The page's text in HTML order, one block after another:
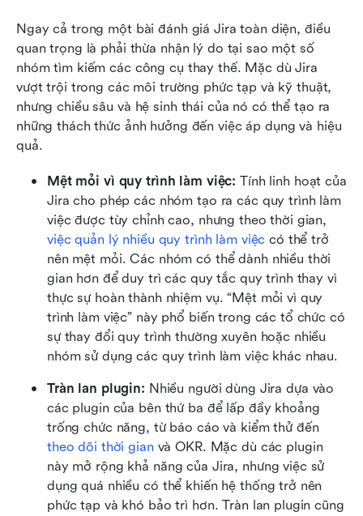
Ngay cả trong một bài đánh giá Jira toàn diện, điều
quan trọng là phải thừa nhận lý do tại sao một số
nhóm tìm kiếm các công cụ thay thế. Mặc dù Jira
vượt trội trong các môi trường phức tạp và kỹ thuật,
nhưng chiều sâu và hệ sinh thái của nó có thể tạo ra
những thách thức ảnh hưởng đến việc áp dụng và hiệu
quả.
Mệt mỏi vì quy trình làm việc: Tính linh hoạt của
Jira cho phép các nhóm tạo ra các quy trình làm
việc quản lý nhiều quy trình làm việc có thể trở
nên mệt mỏi. Các nhóm có thể dành nhiều thời
gian hơn để duy trì các quy tắc quy trình thay vì
thực sự hoàn thành nhiệm vụ. “Mệt mỏi vì quy
trình làm việc” này phổ biến trong các tổ chức có
sự thay đổi quy trình thường xuyên hoặc nhiều
nhóm sử dụng các quy trình làm việc khác nhau.
Tràn lan plugin: Nhiều người dùng Jira dựa vào
các plugin của bên thứ ba để lấp đầy khoảng
theo dõi thời gian và OKR. Mặc dù các plugin
này mở rộng khả năng của Jira, nhưng việc sử
dụng quá nhiều có thể khiến hệ thống trở nên
phức tạp và khó bảo trì hơn. Tràn lan plugin cũng